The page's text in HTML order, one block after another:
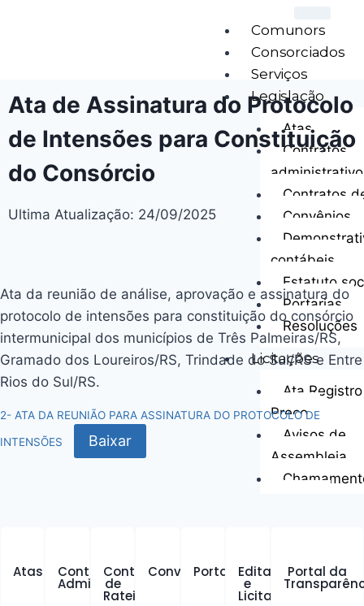
Comunors
Consorciados
Serviços
Legislação
Atas
Contratos
Contratos
Convênios
contábeis
Estatuto
Portarias
Resoluções
Licitações
Ata
Preço
Avisos de
Assembleia
Licitação
Ata de Assinatura do Protocolo
de Intensões para Constituição
do Consórcio
Ultima Atualização: 24/09/2025
Ata da reunião de análise, aprovação e assinatura do
protocolo de intensões para constituição do consórcio
intermunicipal dos municípios de Três Palmeiras/RS,
Gramado dos Loureiros/RS, Trindade do Sul/RS e Entre
Rios do Sul/RS.
2- ATA DA REUNIÃO PARA ASSINATURA DO PROTOCOLO DE
INTENSÕES Baixar
Atas Contratos
Administrativos
Contratos
de
Rateio
ConvêniosPortariasEditais
e
Licitações
Portal da